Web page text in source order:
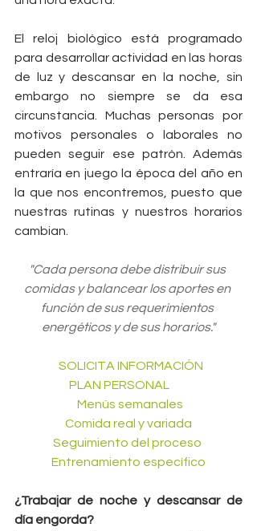
El reloj biológico está programado
para desarrollar actividad en las horas
de luz y descansar en la noche, sin
embargo no siempre se da esa
circunstancia. Muchas personas por
motivos personales o laborales no
pueden seguir ese patrón. Además
entraría en juego la época del año en
la que nos encontremos, puesto que
nuestras rutinas y nuestros horarios
cambian.
"Cada persona debe distribuir sus
comidas y balancear los aportes en
función de sus requerimientos
energéticos y de sus horarios."
      SOLICITA INFORMACIÓN
PLAN PERSONAL
         Menús semanales
      Comida real y variada
   Seguimiento del proceso
   Entrenamiento específico
¿Trabajar de noche y descansar de
día engorda?